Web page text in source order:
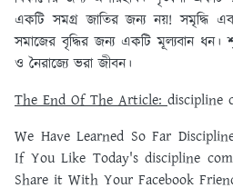
একটি সমগ্র জাতির জন্য নয়! সমৃদ্ধি
সমাজের বৃদ্ধির জন্য একটি মূল্যবান ধন।
ও নৈরাজ্যে ভরা জীবন।
The End Of The Article:discipline
We Have Learned So Far
If You Like Today's discipline
Share it With Your Facebook